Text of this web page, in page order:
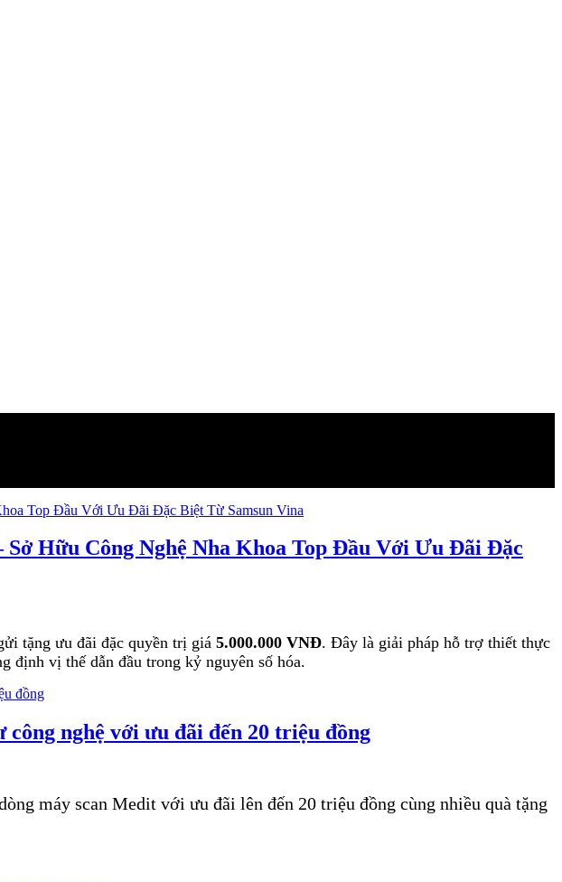
Hữu Công Nghệ Nha Khoa Top Đầu Với Ưu Đãi Đặc
tặng ưu đãi đặc quyền trị giá 5.000.000 VNĐ. Đây là giải pháp hỗ trợ thiết thực
định vị thế dẫn đầu trong kỷ nguyên số hóa.
nghệ với ưu đãi đến 20 triệu đồng
máy scan Medit với ưu đãi lên đến 20 triệu đồng cùng nhiều quà tặng